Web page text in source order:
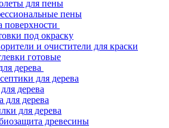
для пены
пены
поверхности
под окраску
и очистители для краски
готовые
дерева
для дерева
дерева
для дерева
для дерева
древесины